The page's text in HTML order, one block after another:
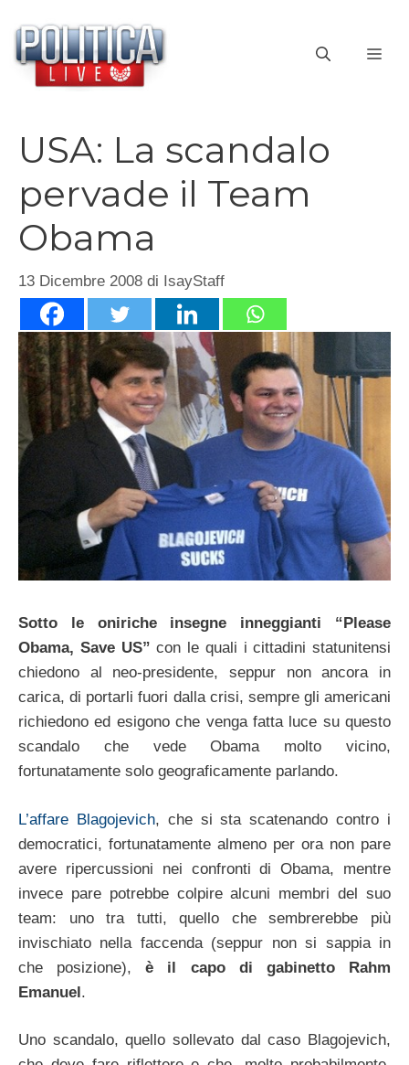
contenuto
USA: La scandalo
pervade il Team
Obama
13 Dicembre 2008 di IsayStaff
Sotto le oniriche insegne inneggianti “Please
Obama, Save US” con le quali i cittadini statunitensi
chiedono al neo-presidente, seppur non ancora in
carica, di portarli fuori dalla crisi, sempre gli americani
richiedono ed esigono che venga fatta luce su questo
scandalo che vede Obama molto vicino,
fortunatamente solo geograficamente parlando.
L’affare Blagojevich, che si sta scatenando contro i
democratici, fortunatamente almeno per ora non pare
avere ripercussioni nei confronti di Obama, mentre
invece pare potrebbe colpire alcuni membri del suo
team: uno tra tutti, quello che sembrerebbe più
invischiato nella faccenda (seppur non si sappia in
che posizione),è il capo di gabinetto Rahm
Emanuel.
Uno scandalo, quello sollevato dal caso Blagojevich,